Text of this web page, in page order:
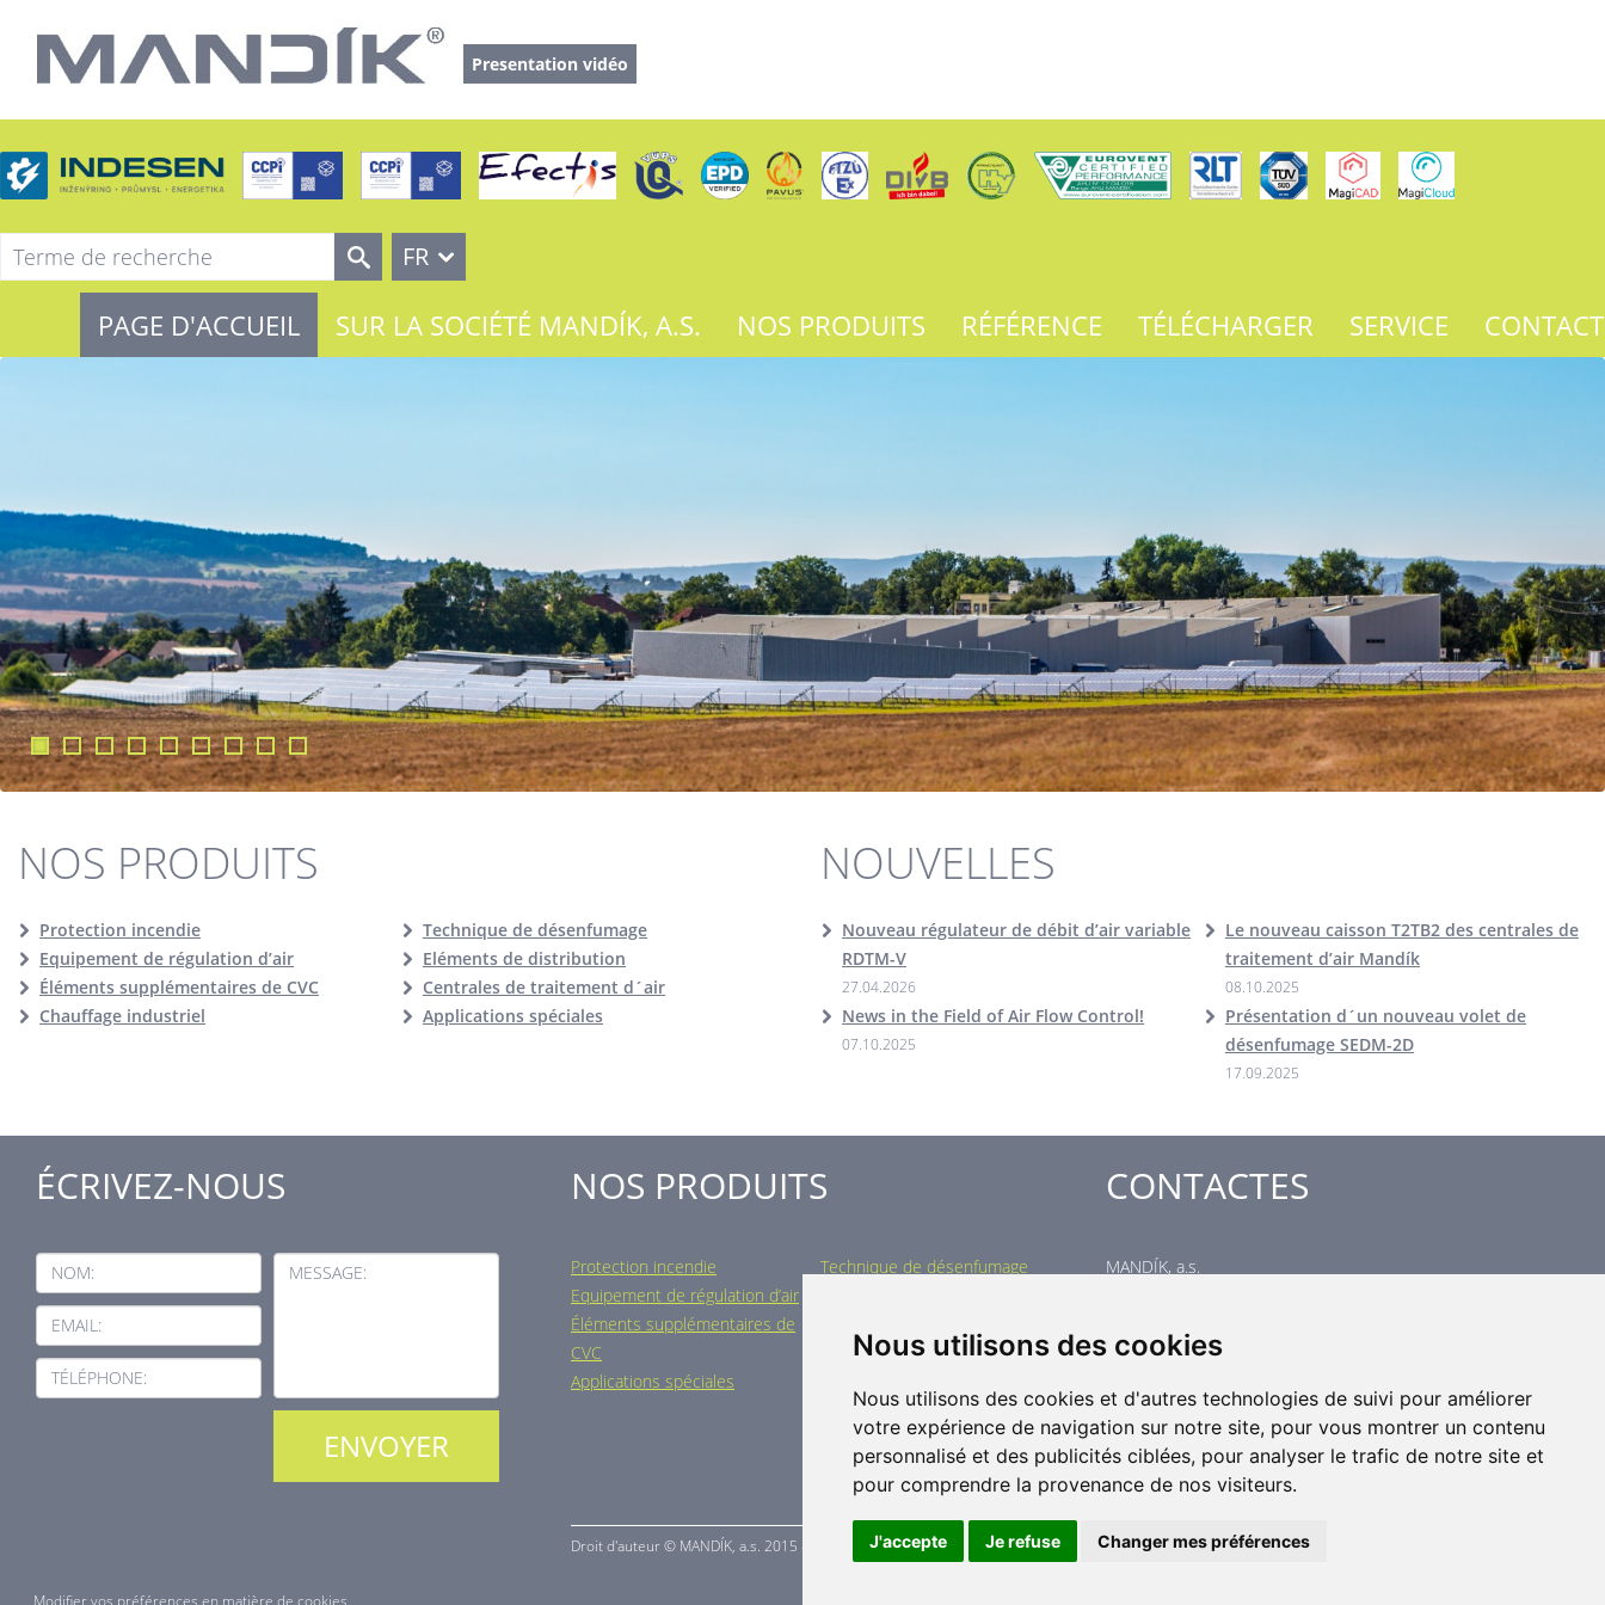
Nous utilisons des cookies
Nous utilisons des cookies et d'autres technologies de suivi pour améliorer
votre expérience de navigation sur notre site, pour vous montrer un contenu
personnalisé et des publicités ciblées, pour analyser le trafic de notre site et
pour comprendre la provenance de nos visiteurs.
J'accepte Je refuse Changer mes préférences
Presentation vidéo
FR
PAGE D'ACCUEIL SUR LA SOCIÉTÉ MANDÍK, A.S. NOS PRODUITS RÉFÉRENCE TÉLÉCHARGER SERVICE
NOS PRODUITS
Protection incendie
Technique de désenfumage
Equipement de régulation d’air
Eléments de distribution
Éléments supplémentaires de CVC
Centrales de traitement d´air
Chauffage industriel
Applications spéciales
NOUVELLES
Nouveau régulateur de débit d’air variable
RDTM-V
27.04.2026
Le nouveau caisson T2TB2 des centrales de
traitement d’air Mandík
08.10.2025
News in the Field of Air Flow Control!
07.10.2025
Présentation d´un nouveau volet de
désenfumage SEDM-2D
17.09.2025
ÉCRIVEZ-NOUS
NOM:
EMAIL:
TÉLÉPHONE:
MESSAGE:
NOS PRODUITS
Protection incendie
Technique de désenfumage
Equipement de régulation d’air
Éléments supplémentaires de
CVC
Chauffage industriel
Applications spéciales
CONTACTES
MANDÍK, a.s.
Czech Republic
Centrale
tél: +420 311 706 706
email: mandik@mandik.cz
Droit d'auteur © MANDÍK, a.s. 2015 - 2026
Modifier vos préférences en matière de cookies